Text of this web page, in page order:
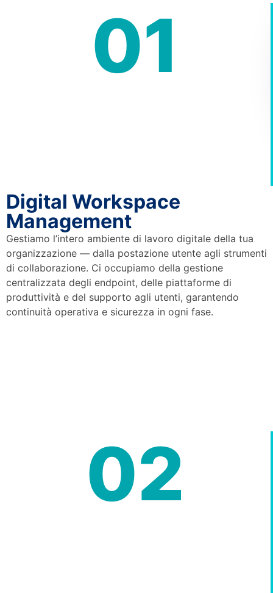
01
Digital Workspace
Management
Gestiamo l’intero ambiente di lavoro digitale della tua
organizzazione — dalla postazione utente agli strumenti
di collaborazione. Ci occupiamo della gestione
centralizzata degli endpoint, delle piattaforme di
produttività e del supporto agli utenti, garantendo
continuità operativa e sicurezza in ogni fase.
02